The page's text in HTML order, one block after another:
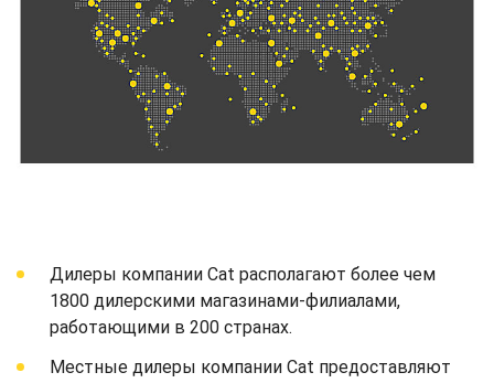
Дилеры компании Cat располагают более чем
1800 дилерскими магазинами-филиалами,
работающими в 200 странах.
Местные дилеры компании Cat предоставляют